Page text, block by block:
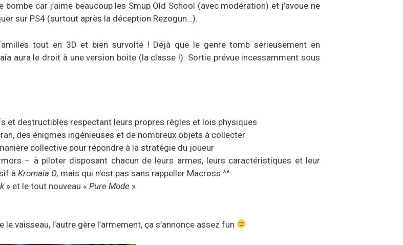
car j’aime beaucoup les Smup Old School (avec modération) et j’avoue ne
sur PS4 (surtout après la déception Rezogun…).
tout en 3D et bien survolté ! Déjà que le genre tomb sérieusement en
aura le droit à une version boite (la classe !). Sortie prévue incessamment sous
et destructibles respectant leurs propres règles et lois physiques
des énigmes ingénieuses et de nombreux objets à collecter
collective pour répondre à la stratégie du joueur
– à piloter disposant chacun de leurs armes, leurs caractéristiques et leur
à Kromaia Ω, mais qui n’est pas sans rappeller Macross ^^
» et le tout nouveau « Pure Mode »
vaisseau, l’autre gère l’armement, ça s’annonce assez fun